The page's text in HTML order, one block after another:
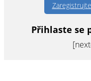
Přihlaste se